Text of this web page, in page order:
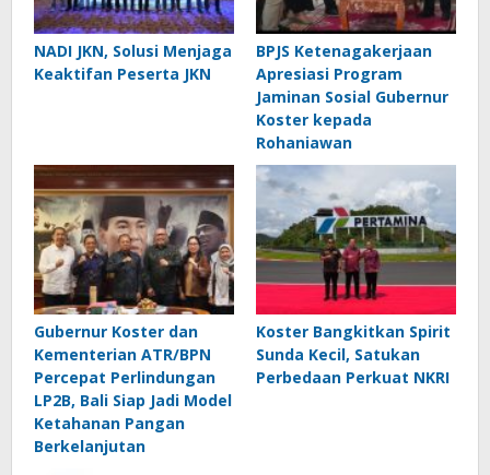
NADI JKN, Solusi Menjaga
Keaktifan Peserta JKN
BPJS Ketenagakerjaan
Apresiasi Program
Jaminan Sosial Gubernur
Koster kepada
Rohaniawan
Gubernur Koster dan
Kementerian ATR/BPN
Percepat Perlindungan
LP2B, Bali Siap Jadi Model
Ketahanan Pangan
Berkelanjutan
Koster Bangkitkan Spirit
Sunda Kecil, Satukan
Perbedaan Perkuat NKRI